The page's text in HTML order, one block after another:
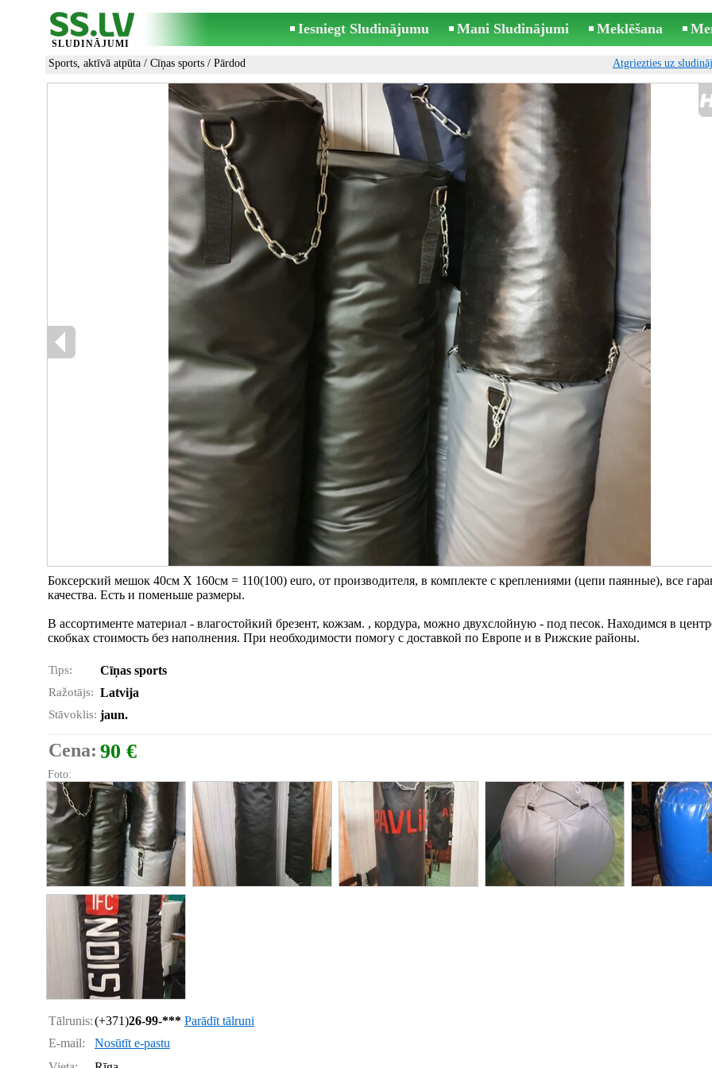
SLUDINĀJUMI
Iesniegt Sludinājumu Mani Sludinājumi Meklēšana
Sports, aktīvā atpūta / Cīņas sports / Pārdod Atgriezties uz
Боксерский мешок 40см Х 160см = 110(100) euro, от производителя, в комплекте с креплениями (цепи паянные), все
качества. Есть и поменьше размеры.
В ассортименте материал - влагостойкий брезент, кожзам. , кордура, можно двухслойную - под песок. Находимся в
скобках стоимость без наполнения. При необходимости помогу с доставкой по Европе и в Рижские районы.
Tips: Cīņas sports
Ražotājs: Latvija
Stāvoklis: jaun.
Cena: 90 €
Foto:
Tālrunis:(+371)26-99-*** Parādīt tālruni
E-mail:
Nosūtīt e-pastu